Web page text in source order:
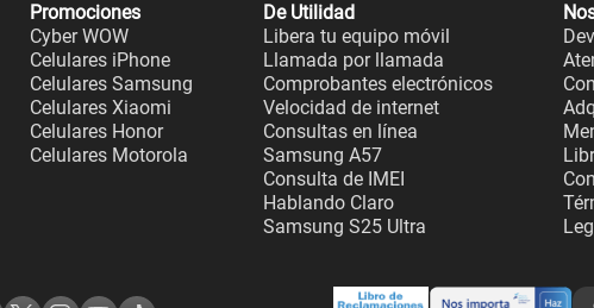
Promociones
Cyber WOW
Celulares iPhone
Celulares Samsung
Celulares Xiaomi
Celulares Honor
Celulares Motorola
De Utilidad
Libera tu equipo móvil
Llamada por llamada
Comprobantes electrónicos
Velocidad de internet
Consultas en línea
Samsung A57
Consulta de IMEI
Hablando Claro
Samsung S25 Ultra